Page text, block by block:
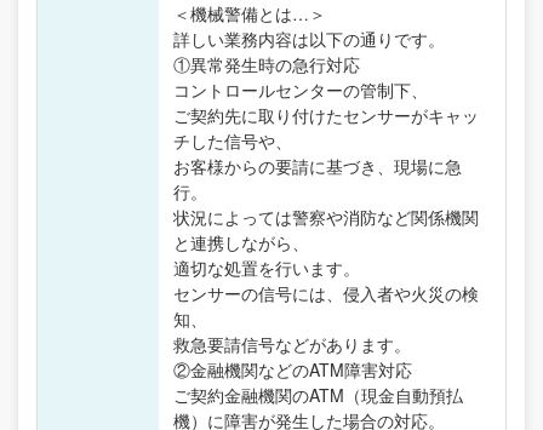
＜機械警備とは…＞
詳しい業務内容は以下の通りです。
①異常発生時の急行対応
コントロールセンターの管制下、
ご契約先に取り付けたセンサーがキャッ
チした信号や、
お客様からの要請に基づき、現場に急
行。
状況によっては警察や消防など関係機関
と連携しながら、
適切な処置を行います。
センサーの信号には、侵入者や火災の検
知、
救急要請信号などがあります。
②金融機関などのATM障害対応
ご契約金融機関のATM（現金自動預払
機）に障害が発生した場合の対応。